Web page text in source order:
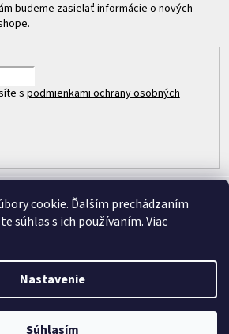
cookie. Ďalším prechádzaním
súhlas s ich používaním. Viac
Nastavenie
Súhlasím
budeme zasielať informácie o nových
s podmienkami ochrany osobných
Premium
Člen skupiny
CISCO. Všetky práva vyhradené.